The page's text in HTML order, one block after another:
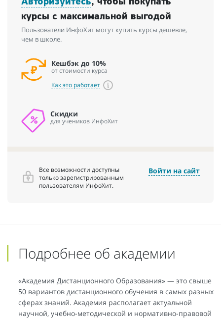
Авторизуйтесь, чтобы покупать
курсы с максимальной выгодой
Пользователи ИнфоХит могут купить курсы дешевле,
чем в школе.
Кешбэк до 10%
от стоимости курса
Как это работает
Скидки
для учеников ИнфоХит
Все возможности доступны
только зарегистрированным
пользователям ИнфоХит.
Войти на сайт
Подробнее об академии
«Академия Дистанционного Образования» — это свыше
50 вариантов дистанционного обучения в самых разных
сферах знаний. Академия располагает актуальной
научной, учебно-методической и нормативно-правовой